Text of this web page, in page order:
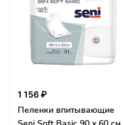
1 156 ₽
Пеленки впитывающие